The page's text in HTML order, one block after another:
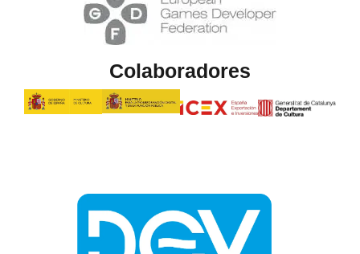
Colaboradores